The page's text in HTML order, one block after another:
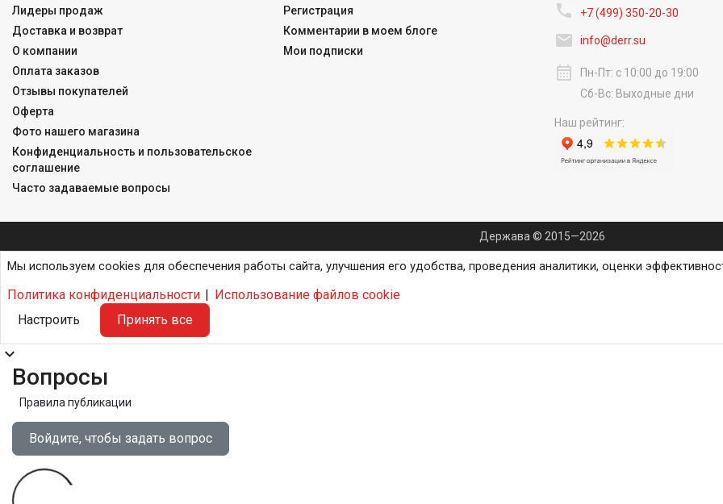
Лидеры продаж
Доставка и возврат
О компании
Оплата заказов
Отзывы покупателей
Оферта
Фото нашего магазина
Конфиденциальность и пользовательское
соглашение
Часто задаваемые вопросы
Регистрация
Комментарии в моем блоге
Мои подписки
 +7 (499) 350-20-30
 info@derr.su
calendar_month
Пн-Пт: с 10:00 до 19:00
Сб-Вс: Выходные дни
Наш рейтинг:
Держава © 2015—2026
Мы используем cookies для обеспечения работы сайта, улучшения его удобства, проведения аналитики, оценки
Политика конфиденциальности
Использование файлов cookie
Настроить
Принять все
expand_more
Вопросы
Правила публикации
Войдите, чтобы задать вопрос